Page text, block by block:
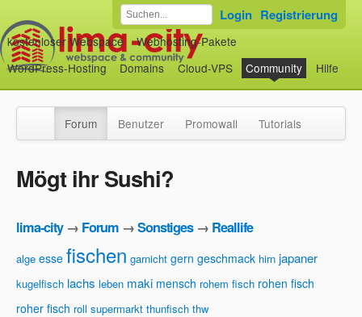
kostenloser Webspace
Webhosting-Pakete
WordPress-Hosting
Domains Cloud-VPS Community Hilfe
Login Registrierung
Forum Benutzer Promowall Tutorials
Mögt ihr Sushi?
lima-city→ Forum →Sonstiges→ Reallife
alge esse fischen garnicht gern geschmack hirn japaner
kugelfisch lachs leben maki mensch rohem fisch rohen fisch
roher fisch roll supermarkt thunfisch thw